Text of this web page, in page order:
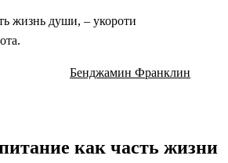
жизнь души, – укороти
Бенджамин Франклин
как часть жизни